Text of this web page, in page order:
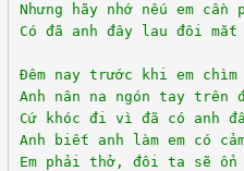
Nhưng hãy nhớ nếu em cần
Có đã anh đây lau đôi mắt
Đêm nay trước khi em
Anh nân na ngón tay trên
Cứ khóc đi vì đã có anh
Anh biết anh làm em có
Em phải thở, đôi ta sẽ